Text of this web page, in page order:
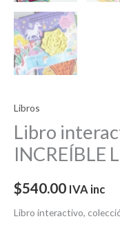
Libros
Libro
INCREÍBLE
$540.00 IVA inc
Libro interactivo,